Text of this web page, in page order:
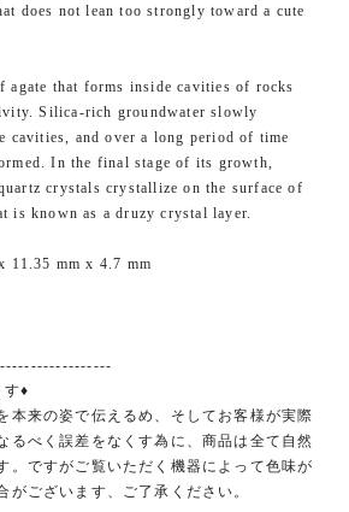
does not lean too strongly toward a cute
agate that forms inside cavities of rocks
Silica-rich groundwater slowly
cavities, and over a long period of time
In the final stage of its growth,
crystals crystallize on the surface of
is known as a druzy crystal layer.
11.35 mm x 4.7 mm
す♦
本来の姿で伝えるめ、そしてお客様が実際
るべく誤差をなくす為に、商品は全て自然
。ですがご覧いただく機器によって色味が
がございます、ご了承ください。